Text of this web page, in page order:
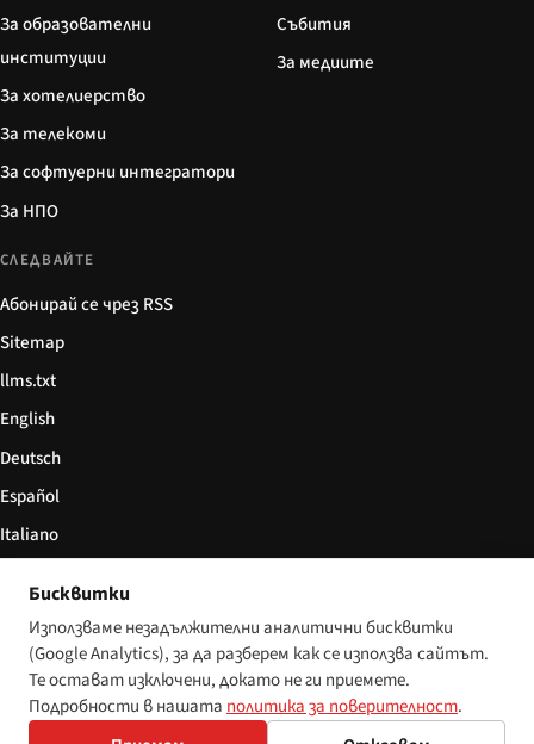
За образователни
институции
За хотелиерство
За телекоми
За софтуерни интегратори
За НПО
Събития
За медиите
СЛЕДВАЙТЕ
Абонирай се чрез RSS
Sitemap
llms.txt
English
Deutsch
Español
Italiano
© 2026 Disability World. Всички права запазени. Настройки за бисквитки
Бисквитки
Използваме незадължителни аналитични бисквитки
(Google Analytics), за да разберем как се използва сайтът.
Те остават изключени, докато не ги приемете.
Подробности в нашата политика за поверителност.